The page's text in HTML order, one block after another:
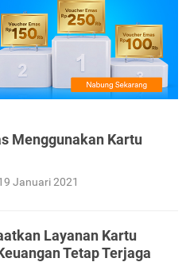
Menggunakan Kartu
Januari 2021
Layanan Kartu
Tetap Terjaga